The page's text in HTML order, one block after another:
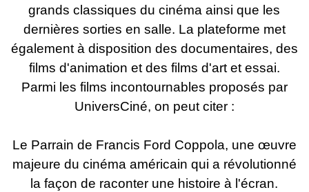
grands classiques du cinéma ainsi que les
dernières sorties en salle. La plateforme met
également à disposition des documentaires, des
films d'animation et des films d'art et essai.
Parmi les films incontournables proposés par
UniversCiné, on peut citer :
Le Parrain de Francis Ford Coppola, une œuvre
majeure du cinéma américain qui a révolutionné
la façon de raconter une histoire à l'écran.